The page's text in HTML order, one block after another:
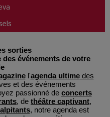
sorties
événements de votre
l'agenda ultimedes
et des événements
passionné de concerts
, de théâtre captivant,
, notre agenda est